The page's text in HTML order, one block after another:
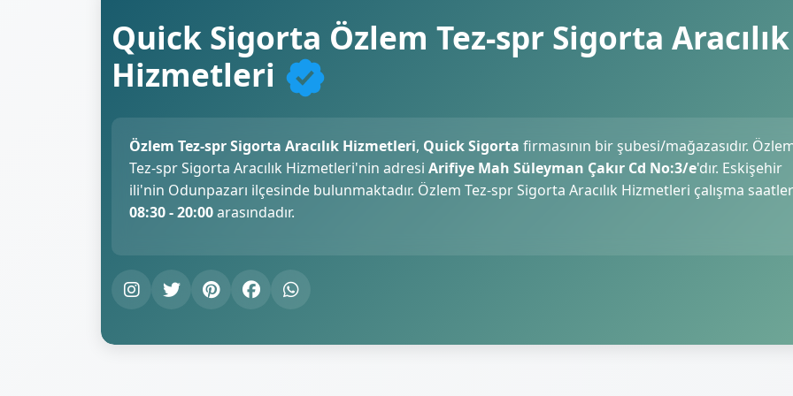
Quick Sigorta Özlem Tez-spr Sigorta Aracılık
Hizmetleri
Özlem Tez-spr Sigorta Aracılık Hizmetleri, Quick Sigorta firmasının bir şubesi/mağazasıdır.
Tez-spr Sigorta Aracılık Hizmetleri'nin adresi Arifiye Mah Süleyman Çakır Cd No:3/e'dır. Eskişehir
ili'nin Odunpazarı ilçesinde bulunmaktadır. Özlem Tez-spr Sigorta Aracılık Hizmetleri çalışma
08:30 - 20:00arasındadır.